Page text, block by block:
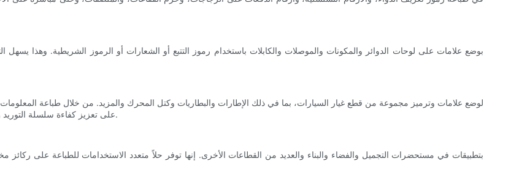
التسلسلية وأكواد تعريف الأجزاء، تعمل طابعات CIJ على تعزيز كفاءة سلسلة التوريد والمساعدة في مراقبة الجودة.